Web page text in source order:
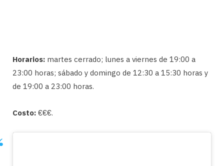
Horarios: martes cerrado; lunes a viernes de 19:00 a
23:00 horas; sábado y domingo de 12:30 a 15:30 horas y
de 19:00 a 23:00 horas.
Costo: €€€.